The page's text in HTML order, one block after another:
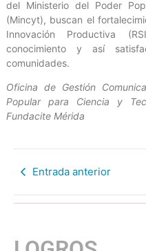
del Ministerio del Poder
(Mincyt), buscan el
Innovación Productiva
conocimiento y así
comunidades.
Oficina de Gestión
Popular para Ciencia y
Fundacite Mérida
Entrada anterior